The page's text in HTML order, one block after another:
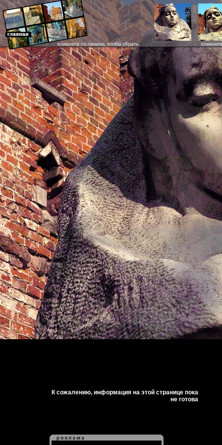
К сожалению, информация на этой странице пока
не готова